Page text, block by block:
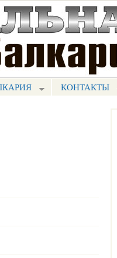
КОНТАКТЫ